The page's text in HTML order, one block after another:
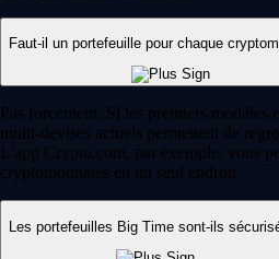
Faut-il un portefeuille pour chaque
Pas forcément. Si les premiers modèles
multi-devises actuels permettent de
L'app Crypto.com, par exemple, vous
cryptomonnaies en un seul endroit.
Les portefeuilles Big Time sont-ils